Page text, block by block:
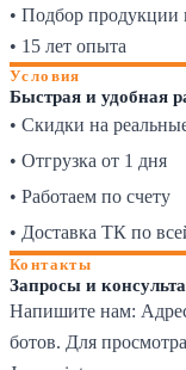
• Подбор продукции
• 15 лет опыта
Условия
Быстрая и удобная
• Скидки на
• Отгрузка от 1 дня
• Работаем по счету
• Доставка ТК по
Контакты
Запросы и
Напишите нам:
ботов. Для